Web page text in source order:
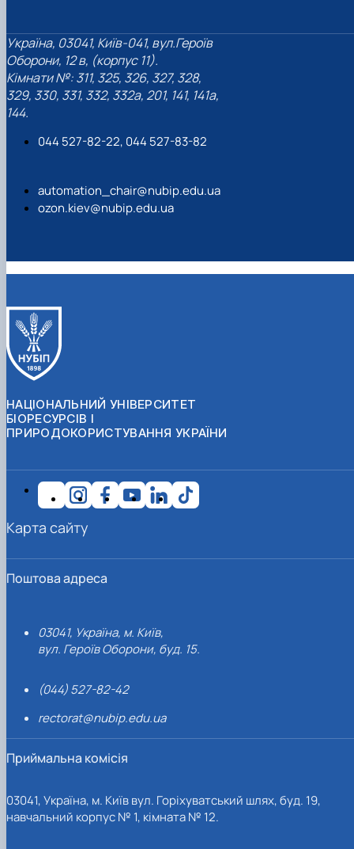
Україна, 03041, Київ-041, вул.Героїв
Оборони, 12 в, (корпус 11).
Кімнати №: 311, 325, 326, 327, 328,
329, 330, 331, 332, 332а, 201, 141, 141а,
144.
044 527-82-22, 044 527-83-82
automation_chair@nubip.edu.ua
ozon.kiev@nubip.edu.ua
НАЦІОНАЛЬНИЙ УНІВЕРСИТЕТ
БІОРЕСУРСІВ І
ПРИРОДОКОРИСТУВАННЯ УКРАЇНИ
Поштова адреса
03041, Україна, м. Київ,
вул. Героїв Оборони, буд. 15.
(044) 527-82-42
rectorat@nubip.edu.ua
Приймальна комісія
03041, Україна, м. Київ вул. Горіхуватський шлях, буд. 19,
навчальний корпус № 1, кімната № 12.
Карта сайту